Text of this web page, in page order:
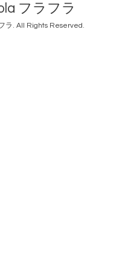
フラフラ
ラ . All Rights Reserved.